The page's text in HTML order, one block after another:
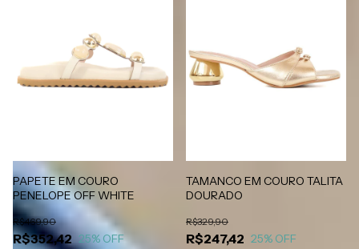
PAPETE EM COURO
PENELOPE OFF WHITE
R$352,42
R$469,90
25% OFF
TAMANCO EM COURO TALITA
DOURADO
R$247,42
R$329,90
25% OFF